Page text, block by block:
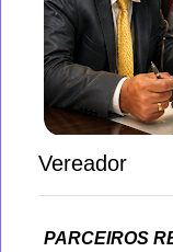
Vereador
PARCEIROS